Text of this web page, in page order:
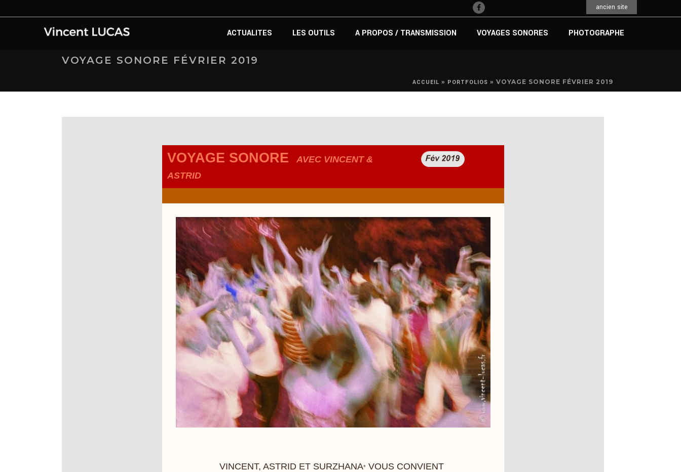
ancien site
ACTUALITES LES OUTILS A PROPOS / TRANSMISSION VOYAGES SONORES PHOTOGRAPHE
VOYAGE SONORE FÉVRIER 2019
ACCUEIL » PORTFOLIOS » VOYAGE SONORE FÉVRIER 2019
VOYAGE SONORE
AVEC VINCENT &
ASTRID
VINCENT, ASTRID ET SURZHANA* VOUS CONVIENT